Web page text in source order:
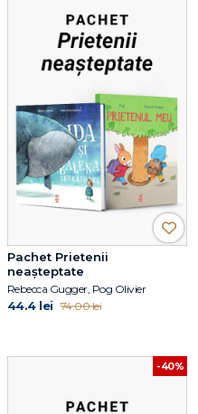
Pachet Prietenii
neașteptate
Rebecca Gugger, Pog Olivier
44.4 lei 74.00 lei
-40%